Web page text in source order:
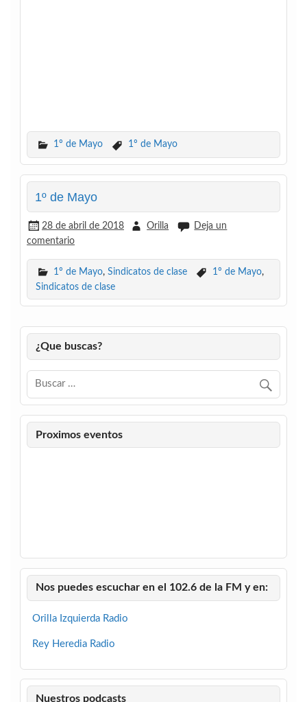
1º de Mayo 1º de Mayo
1º de Mayo
28 de abril de 2018 Orilla
Deja un
comentario
1º de Mayo, Sindicatos de clase 1º de Mayo,
Sindicatos de clase
¿Que buscas?
Proximos eventos
Nos puedes escuchar en el 102.6 de la FM y en:
Orilla Izquierda Radio
Rey Heredia Radio
Nuestros podcasts